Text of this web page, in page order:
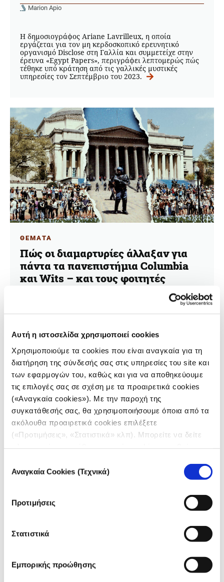
Αυτή η ιστοσελίδα χρησιμοποιεί cookies
Χρησιμοποιούμε τα cookies που είναι αναγκαία για τη
διατήρηση της σύνδεσής σας στις υπηρεσίες του site και
των εφαρμογών του, καθώς και για να αποθηκεύουμε
τις επιλογές σας σε σχέση με τα προαιρετικά cookies
(«Αναγκαία cookies»). Με την παροχή της
συγκατάθεσής σας, θα χρησιμοποιήσουμε όποια από τα
ακόλουθα προαιρετικά cookies επιλέξετε
(«Προτιμήσεις», «Στατιστικά» κλπ). Μπορείτε να δείτε
συγκατάθεσης
Αναγκαία Cookies (Τεχνικά)
Προτιμήσεις
Στατιστικά
Εμπορικής προώθησης
Marion Apio
Η δημοσιογράφος Ariane Lavrilleux, η οποία
εργάζεται για τον μη κερδοσκοπικό ερευνητικό
οργανισμό Disclose στη Γαλλία και συμμετείχε στην
έρευνα «Egypt Papers», περιγράφει λεπτομερώς πώς
τέθηκε υπό κράτηση από τις γαλλικές μυστικές
υπηρεσίες τον Σεπτέμβριο του 2023.
ΘΕΜΑΤΑ
Πώς οι διαμαρτυρίες άλλαξαν για
πάντα τα πανεπιστήμια Columbia
και Wits – και τους φοιτητές
Η Ruby Delahunt, φοιτήτρια δημοσιογραφίας στο
Πανεπιστήμιο Wits, αναλύει τον αντίκτυπο των
διαδηλώσεων στις πανεπιστημιουπόλεις του Columbia
και το Wits, αλλά και στους φοιτητές δημοσιογραφίας.
Υπεράσπιση της ελευθερίας του
Τύπου: Bojana Jovanovic